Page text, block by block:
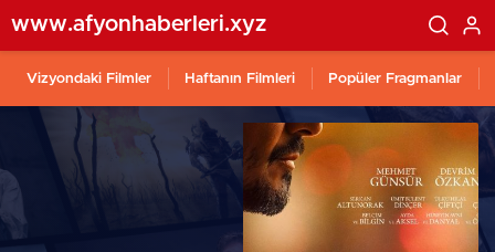
www.afyonhaberleri.xyz
Vizyondaki Filmler Haftanın Filmleri Popüler Fragmanlar